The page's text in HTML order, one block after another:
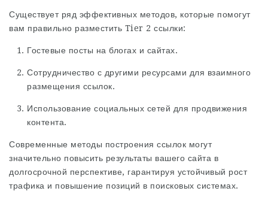
Существует ряд эффективных методов, которые помогут
вам правильно разместить Tier 2 ссылки:
Гостевые посты на блогах и сайтах.
Сотрудничество с другими ресурсами для взаимного
размещения ссылок.
Использование социальных сетей для продвижения
контента.
Современные методы построения ссылок могут
значительно повысить результаты вашего сайта в
долгосрочной перспективе, гарантируя устойчивый рост
трафика и повышение позиций в поисковых системах.